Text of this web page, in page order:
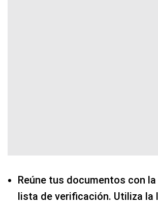
Reúne tus documentos con
lista de verificación. Utiliza la